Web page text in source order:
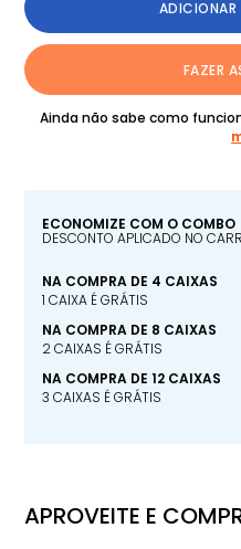
ADICIONAR
FAZER
Ainda não sabe como
ECONOMIZE COM O COMBO
DESCONTO APLICADO NO
NA COMPRA DE 4 CAIXAS
1 CAIXA É GRÁTIS
NA COMPRA DE 8 CAIXAS
2 CAIXAS É GRÁTIS
NA COMPRA DE 12 CAIXAS
3 CAIXAS É GRÁTIS
APROVEITE E